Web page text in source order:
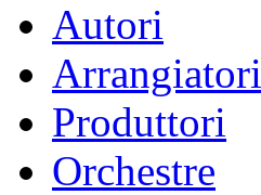
Autori
Arrangiatori
Produttori
Orchestre